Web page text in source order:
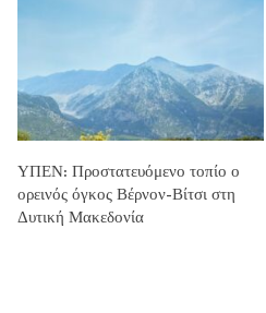
ΥΠΕΝ: Προστατευόμενο τοπίο ο
ορεινός όγκος Βέρνον-Βίτσι στη
Δυτική Μακεδονία